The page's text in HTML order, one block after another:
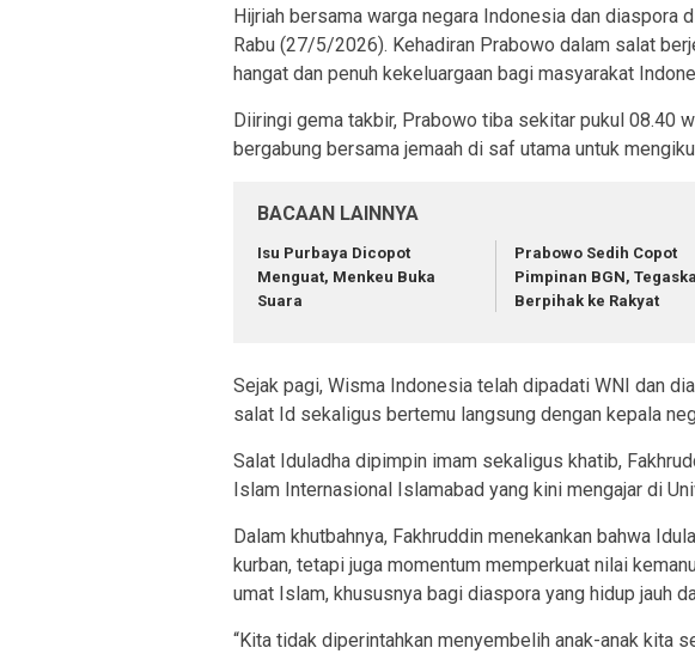
Hijriah bersama warga negara Indonesia dan diaspora
Rabu (27/5/2026). Kehadiran Prabowo dalam salat
hangat dan penuh kekeluargaan bagi masyarakat
Diiringi gema takbir, Prabowo tiba sekitar pukul 08.40
bergabung bersama jemaah di saf utama untuk
BACAAN LAINNYA
Isu Purbaya Dicopot
Menguat, Menkeu Buka
Suara
Prabowo Sedih Copot
Pimpinan BGN,
Berpihak ke Rakyat
Sejak pagi, Wisma Indonesia telah dipadati WNI dan
salat Id sekaligus bertemu langsung dengan kepala
Salat Iduladha dipimpin imam sekaligus khatib,
Islam Internasional Islamabad yang kini mengajar di
Dalam khutbahnya, Fakhruddin menekankan bahwa
kurban, tetapi juga momentum memperkuat nilai
umat Islam, khususnya bagi diaspora yang hidup jauh
“Kita tidak diperintahkan menyembelih anak-anak kita